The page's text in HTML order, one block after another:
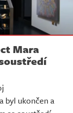
Mara
byl ukončen a